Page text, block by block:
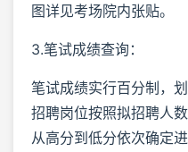
图详见考场院内张贴。
3.笔试成绩查询：
笔试成绩实行百分制，
招聘岗位按照拟招聘人
从高分到低分依次确定